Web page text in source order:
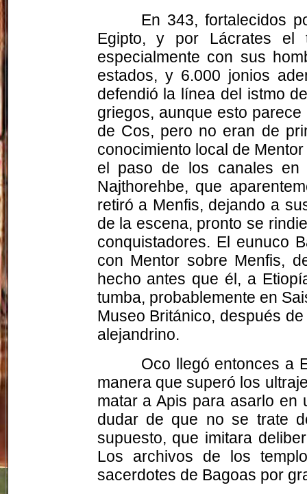
En 343, fortalecidos
Egipto, y por Lácrates el
especialmente con sus
estados, y 6.000 jonios
defendió la línea del istmo
griegos, aunque esto
de Cos, pero no eran de
conocimiento local de
el paso de los canales
Najthorehbe, que
retiró a Menfis, dejando a
de la escena, pronto se
conquistadores. El eunuco
con Mentor sobre Menfis,
hecho antes que él, a
tumba, probablemente en
Museo Británico, después
alejandrino.
Oco llegó entonces a
manera que superó los
matar a Apis para asarlo en
dudar de que no se trate
supuesto, que imitara
Los archivos de los
sacerdotes de Bagoas por